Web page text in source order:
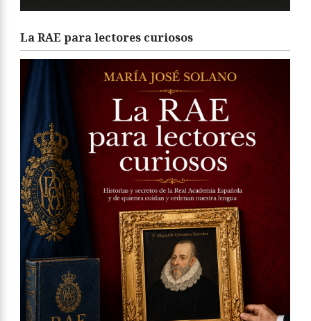
La RAE para lectores curiosos